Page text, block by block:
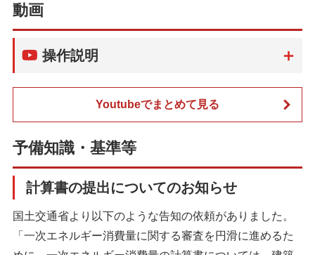
動画
操作説明
Youtubeでまとめて見る
予備知識・基準等
計算書の提出についてのお知らせ
国土交通省より以下のような告知の依頼がありました。
「一次エネルギー消費量に関する審査を円滑に進めるた